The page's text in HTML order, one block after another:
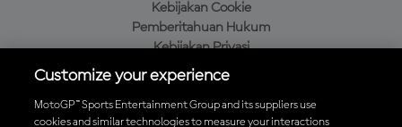
Kebijakan Cookie
Pemberitahuan Hukum
Kebijakan Privasi
Kebijakan Pembelian
Customize your experience
MotoGP™ Sports Entertainment Group and its suppliers use
cookies and similar technologies to measure your interactions